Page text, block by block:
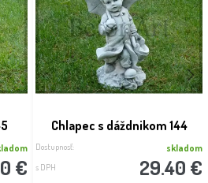
€
Chlapec s dáždnikom 144
Dostupnosť: skladom
s DPH 29.40 €